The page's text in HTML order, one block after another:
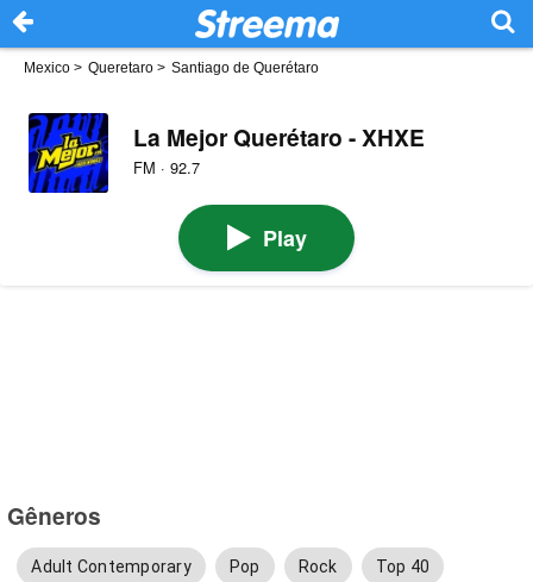
Mexico > Queretaro > Santiago de Querétaro
La Mejor Querétaro - XHXE
FM · 92.7
Play
Gêneros
Adult Contemporary Pop Rock Top 40